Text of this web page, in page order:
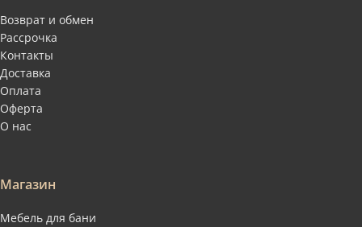
Возврат и обмен
Рассрочка
Контакты
Доставка
Оплата
Оферта
О нас
Магазин
Мебель для бани